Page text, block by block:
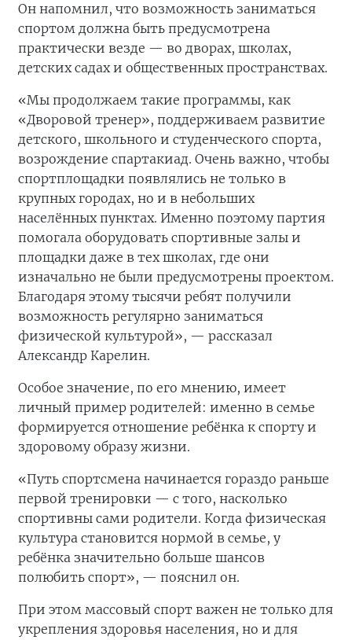
Он напомнил, что возможность заниматься
спортом должна быть предусмотрена
практически везде — во дворах, школах,
детских садах и общественных пространствах.
«Мы продолжаем такие программы, как
«Дворовой тренер», поддерживаем развитие
детского, школьного и студенческого спорта,
возрождение спартакиад. Очень важно, чтобы
спортплощадки появлялись не только в
крупных городах, но и в небольших
населённых пунктах. Именно поэтому партия
помогала оборудовать спортивные залы и
площадки даже в тех школах, где они
изначально не были предусмотрены проектом.
Благодаря этому тысячи ребят получили
возможность регулярно заниматься
физической культурой», — рассказал
Александр Карелин.
Особое значение, по его мнению, имеет
личный пример родителей: именно в семье
формируется отношение ребёнка к спорту и
здоровому образу жизни.
«Путь спортсмена начинается гораздо раньше
первой тренировки — с того, насколько
спортивны сами родители. Когда физическая
культура становится нормой в семье, у
ребёнка значительно больше шансов
полюбить спорт», — пояснил он.
При этом массовый спорт важен не только для
укрепления здоровья населения, но и для